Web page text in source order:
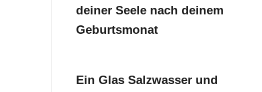
deiner Seele nach deinem
Geburtsmonat
Ein Glas Salzwasser und